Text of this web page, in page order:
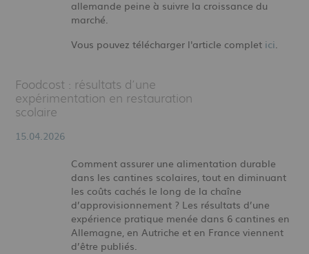
allemande peine à suivre la croissance du
marché.
Vous pouvez télécharger l'article complet ici
Foodcost : résultats d’une
expérimentation en restauration
scolaire
15.04.2026
Comment assurer une alimentation durable
dans les cantines scolaires, tout en diminuant
les coûts cachés le long de la chaîne
d’approvisionnement ? Les résultats d’une
expérience pratique menée dans 6 cantines en
Allemagne, en Autriche et en France viennent
d’être publiés.